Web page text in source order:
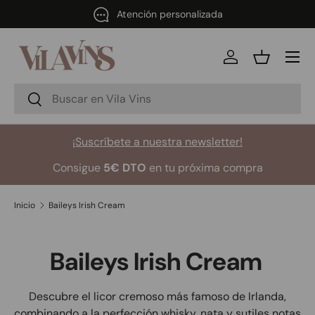
Ir al contenido
Atención personalizada
Buscar
Buscar
Iniciar sesión
Cesta
Menú
¡Suscríbete a nuestra newsletter!
Consigue5€ DTO en tu próxima compra
Inicio Baileys Irish Cream
Baileys Irish Cream
Descubre el licor cremoso más famoso de Irlanda,